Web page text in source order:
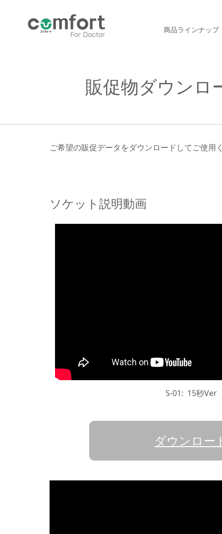
商品ラインナップ
販促物ダウンロ
ご希望の販促データをダウンロードしてご使用
ソケット説明動画
S-01: 15秒Ver
ダウンロー